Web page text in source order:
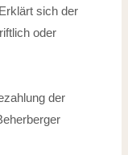
sich der
oder
der